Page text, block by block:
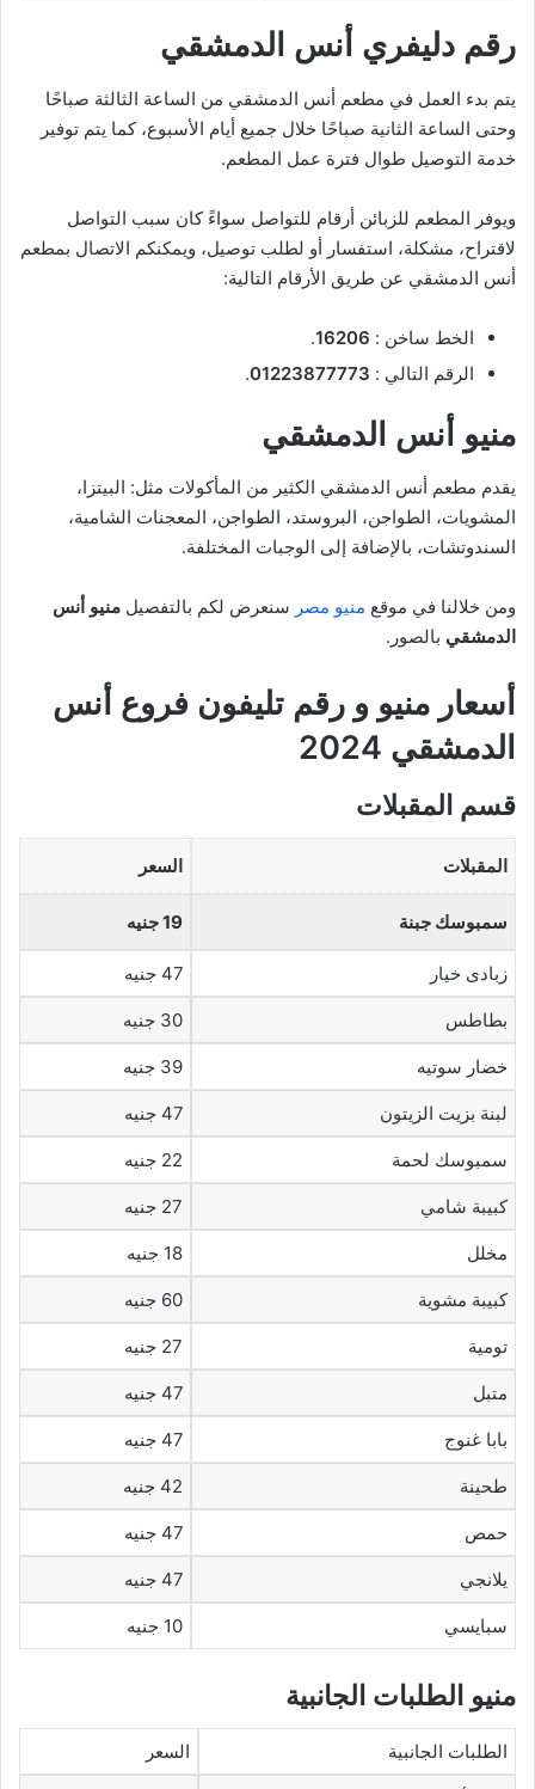
رقم دليفري أنس الدمشقي
يتم بدء العمل في مطعم أنس الدمشقي من الساعة الثالثة صباحًا
وحتى الساعة الثانية صباحًا خلال جميع أيام الأسبوع، كما يتم توفير
خدمة التوصيل طوال فترة عمل المطعم.
ويوفر المطعم للزبائن أرقام للتواصل سواءً كان سبب التواصل
لاقتراح، مشكلة، استفسار أو لطلب توصيل، ويمكنكم الاتصال بمطعم
أنس الدمشقي عن طريق الأرقام التالية:
الخط ساخن : 16206
.
الرقم التالي : 01223877773
.
منيو أنس الدمشقي
يقدم مطعم أنس الدمشقي الكثير من المأكولات مثل: البيتزا،
المشويات، الطواجن، البروستد، الطواجن، المعجنات الشامية،
السندوتشات، بالإضافة إلى الوجبات المختلفة.
ومن خلالنا في موقع منيو مصر سنعرض لكم بالتفصيل منيو أنس
الدمشقي بالصور.
أسعار منيو و رقم تليفون فروع أنس
الدمشقي 2024
قسم المقبلات
المقبلات السعر
سمبوسك جبنة 19 جنيه
زبادى خيار 47 جنيه
بطاطس 30 جنيه
خضار سوتيه 39 جنيه
لبنة بزيت الزيتون 47 جنيه
سمبوسك لحمة 22 جنيه
كبيبة شامي 27 جنيه
مخلل 18 جنيه
كبيبة مشوية 60 جنيه
تومية 27 جنيه
متبل 47 جنيه
بابا غنوج 47 جنيه
طحينة 42 جنيه
حمص 47 جنيه
يلانجي 47 جنيه
سبايسي 10 جنيه
منيو الطلبات الجانبية
الطلبات الجانبية السعر